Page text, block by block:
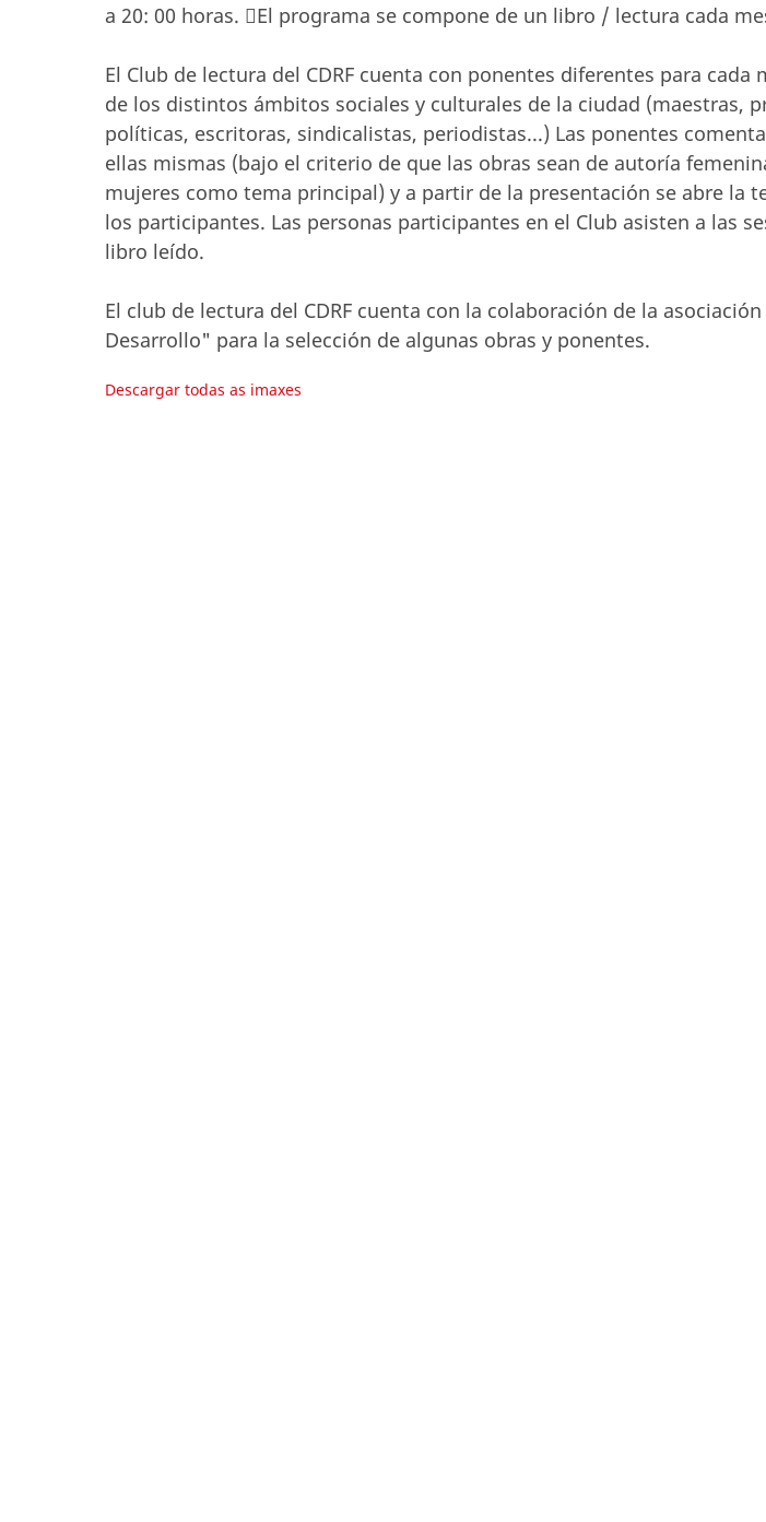
a 20: 00 horas. El programa se compone de un libro / lectura cada
El Club de lectura del CDRF cuenta con ponentes diferentes para cada
de los distintos ámbitos sociales y culturales de la ciudad (maestras,
políticas, escritoras, sindicalistas, periodistas...) Las ponentes
ellas mismas (bajo el criterio de que las obras sean de autoría
mujeres como tema principal) y a partir de la presentación se abre la
los participantes. Las personas participantes en el Club asisten a las
libro leído.
El club de lectura del CDRF cuenta con la colaboración de la
Desarrollo" para la selección de algunas obras y ponentes.
Descargar todas as imaxes